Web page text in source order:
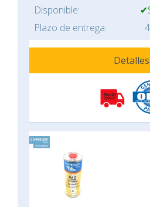
Disponible:
Plazo de entrega:
Detalles